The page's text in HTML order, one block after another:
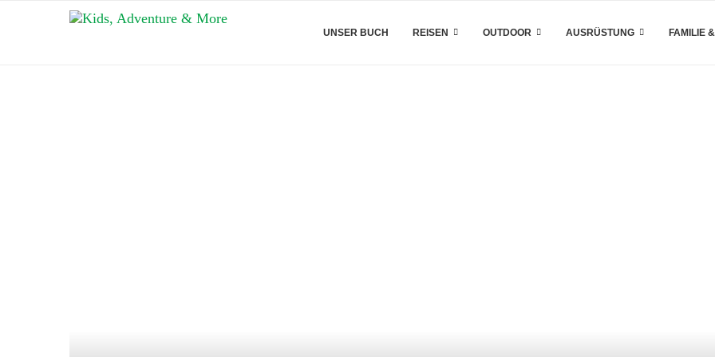
UNSER BUCH REISEN OUTDOOR AUSRÜSTUNG FAMILIE